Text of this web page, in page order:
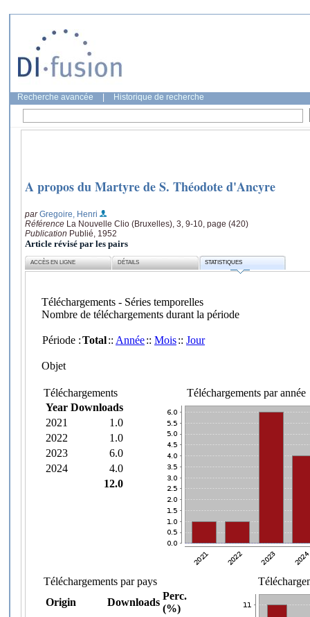
Recherche avancée Historique de recherche
A propos du Martyre de S. Théodote d'Ancyre
parGregoire, Henri
Référence La Nouvelle Clio (Bruxelles), 3, 9-10, page (420)
Publication Publié, 1952
Article révisé par les pairs
ACCÈS EN LIGNE DÉTAILS STATISTIQUES